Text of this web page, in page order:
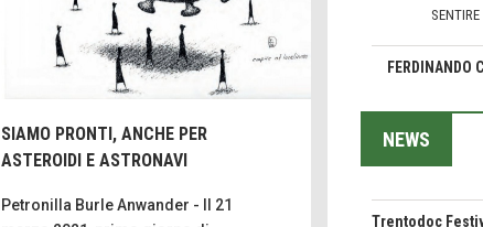
SIAMO PRONTI, ANCHE PER
ASTEROIDI E ASTRONAVI
Petronilla Burle Anwander - Il 21
CamonPost
ISABELLA
GLORIA
Il Raggio
NEWS
illuminato
Seconde case
Trentodoc
bollicine di
Grecia, le